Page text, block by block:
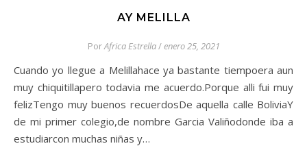
AY MELILLA
PorAfrica Estrella/enero 25, 2021
Cuando yo llegue a Melillahace ya bastante tiempoera aun
muy chiquitillapero todavia me acuerdo.Porque alli fui muy
felizTengo muy buenos recuerdosDe aquella calle BoliviaY
de mi primer colegio,de nombre Garcia Valiñodonde iba a
estudiarcon muchas niñas y…